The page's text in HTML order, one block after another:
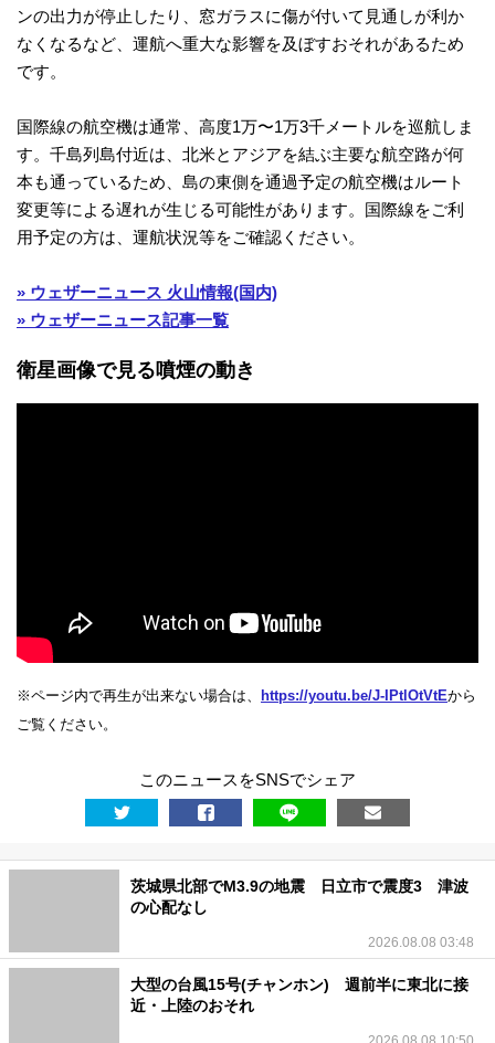
ー
星
雲
像
天
報
ンの出力が停止したり、窓ガラスに傷が付いて見通しが利か
なくなるなど、運航へ重大な影響を及ぼすおそれがあるため
です。
国際線の航空機は通常、高度1万〜1万3千メートルを巡航しま
す。千島列島付近は、北米とアジアを結ぶ主要な航空路が何
本も通っているため、島の東側を通過予定の航空機はルート
変更等による遅れが生じる可能性があります。国際線をご利
用予定の方は、運航状況等をご確認ください。
» ウェザーニュース 火山情報(国内)
» ウェザーニュース記事一覧
衛星画像で見る噴煙の動き
※ページ内で再生が出来ない場合は、 https://youtu.be/J-IPtlOtVtEから
ご覧ください。
このニュースをSNSでシェア
茨城県北部でM3.9の地震 日立市で震度3 津波
の心配なし
2026.08.08 03:48
大型の台風15号(チャンホン) 週前半に東北に接
近・上陸のおそれ